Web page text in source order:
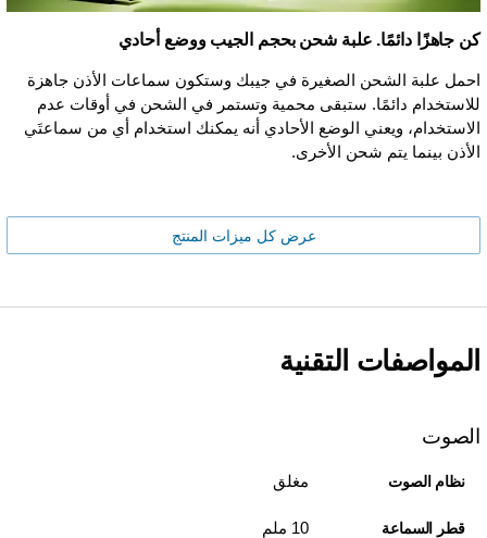
كن جاهزًا دائمًا. علبة شحن بحجم الجيب ووضع أحادي
احمل علبة الشحن الصغيرة في جيبك وستكون سماعات الأذن جاهزة
للاستخدام دائمًا. ستبقى محمية وتستمر في الشحن في أوقات عدم
الاستخدام، ويعني الوضع الأحادي أنه يمكنك استخدام أي من سماعتَي
الأذن بينما يتم شحن الأخرى.
عرض كل ميزات المنتج
المواصفات التقنية
الصوت
نظام الصوت مغلق
قطر السماعة 10 ملم